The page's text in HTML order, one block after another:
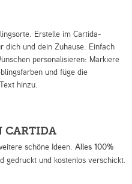
Erstelle im Cartida-
dich und dein Zuhause. Einfach
personalisieren: Markiere
und füge die
hinzu.
CARTIDA
schöne Ideen. Alles 100%
gedruckt und kostenlos verschickt.